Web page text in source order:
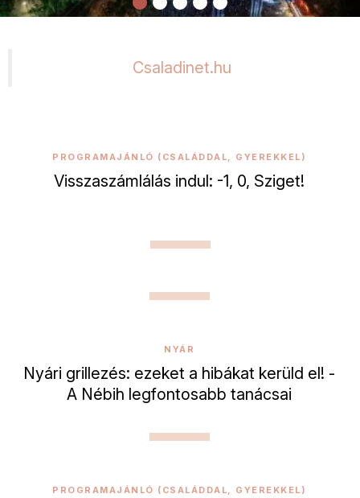
Csaladinet.hu
PROGRAMAJÁNLÓ (CSALÁDDAL, GYEREKKEL)
Visszaszámlálás indul: -1, 0, Sziget!
NYÁR
Nyári grillezés: ezeket a hibákat kerüld el! -
A Nébih legfontosabb tanácsai
PROGRAMAJÁNLÓ (CSALÁDDAL, GYEREKKEL)